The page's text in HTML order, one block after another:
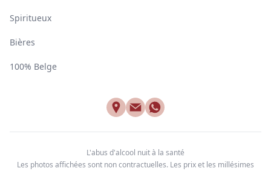
Spiritueux
Bières
100% Belge
L'abus d'alcool nuit à la santé
Les photos affichées sont non contractuelles. Les prix et les millésimes